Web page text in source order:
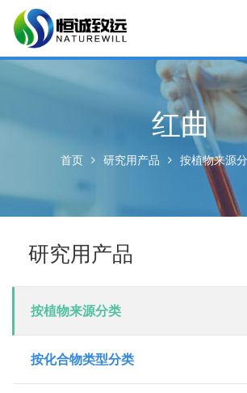
红曲
首页 研究用产品 按植物来源
研究用产品
按植物来源分类
按化合物类型分类